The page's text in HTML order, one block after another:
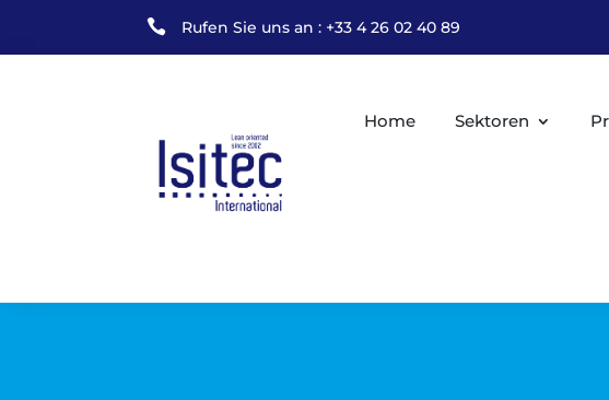
 Rufen Sie uns an : +33 4 26 02 40 89
Home Sektoren